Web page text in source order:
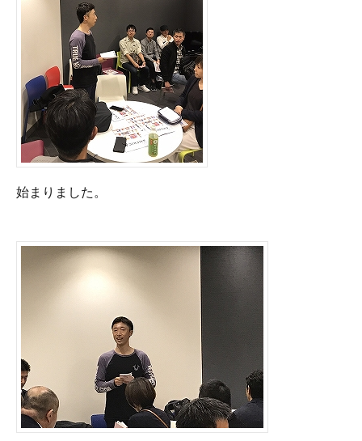
始まりました。